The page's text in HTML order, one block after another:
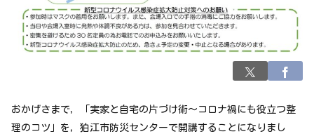
おかげさまで，「実家と自宅の片づけ術～コロナ禍にも役立つ整
理のコツ」を，狛江市防災センターで開講することになりまし